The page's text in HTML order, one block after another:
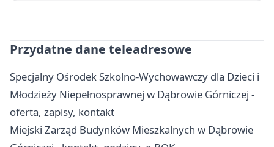
Przydatne dane teleadresowe
Specjalny Ośrodek Szkolno-Wychowawczy dla Dzieci i
Młodzieży Niepełnosprawnej w Dąbrowie Górniczej -
oferta, zapisy, kontakt
Miejski Zarząd Budynków Mieszkalnych w Dąbrowie